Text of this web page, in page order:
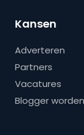
Kansen
Adverteren
Partners
Vacatures
Blogger worden